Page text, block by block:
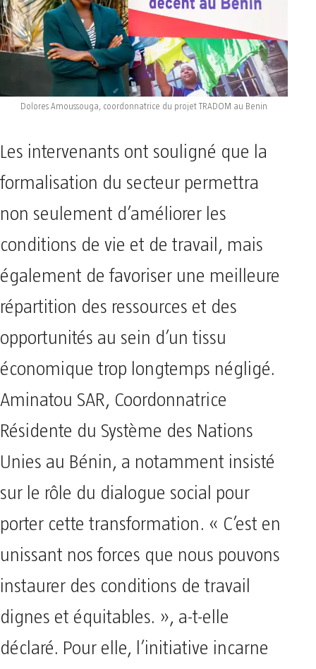
Dolores Amoussouga, coordonnatrice du projet TRADOM au Benin
Les intervenants ont souligné que la
formalisation du secteur permettra
non seulement d’améliorer les
conditions de vie et de travail, mais
également de favoriser une meilleure
répartition des ressources et des
opportunités au sein d’un tissu
économique trop longtemps négligé.
Aminatou SAR, Coordonnatrice
Résidente du Système des Nations
Unies au Bénin, a notamment insisté
sur le rôle du dialogue social pour
porter cette transformation. « C’est en
unissant nos forces que nous pouvons
instaurer des conditions de travail
dignes et équitables. », a-t-elle
déclaré. Pour elle, l’initiative incarne